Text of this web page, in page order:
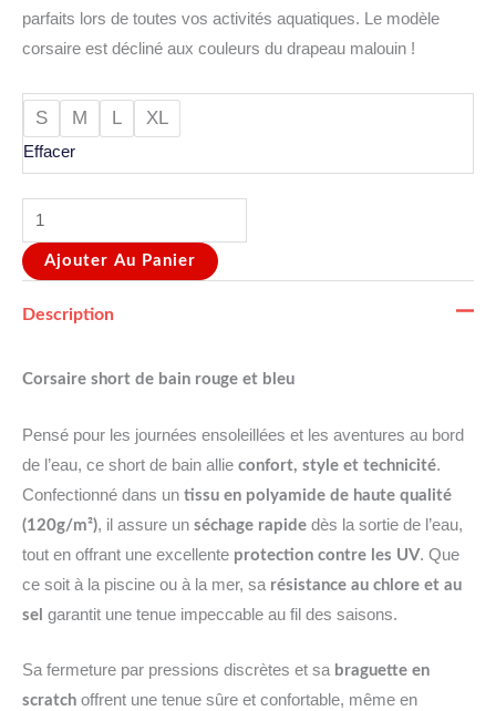
parfaits lors de toutes vos activités aquatiques. Le modèle
corsaire est décliné aux couleurs du drapeau malouin !
S M L XL
Effacer
Ajouter Au Panier
Description
Corsaire short de bain rouge et bleu
Pensé pour les journées ensoleillées et les aventures au bord
de l’eau, ce short de bain allie confort, style et technicité.
Confectionné dans un tissu en polyamide de haute qualité
(120g/m²), il assure un séchage rapide dès la sortie de l’eau,
tout en offrant une excellente protection contre les UV. Que
ce soit à la piscine ou à la mer, sa résistance au chlore et au
sel garantit une tenue impeccable au fil des saisons.
Sa fermeture par pressions discrètes et sa braguette en
scratch offrent une tenue sûre et confortable, même en